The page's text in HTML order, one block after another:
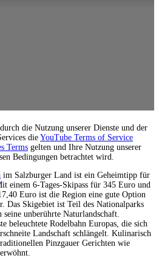
die Nutzung unserer Dienste und der
die YouTube Terms of Service
Terms gelten und Ihre Nutzung unserer
Bedingungen betrachtet wird.
im Salzburger Land ist ein Geheimtipp für
einem 6-Tages-Skipass für 345 Euro und
Euro ist die Region eine gute Option
Das Skigebiet ist Teil des Nationalparks
unberührte Naturlandschaft.
beleuchtete Rodelbahn Europas, die sich
Landschaft schlängelt. Kulinarisch
Pinzgauer Gerichten wie